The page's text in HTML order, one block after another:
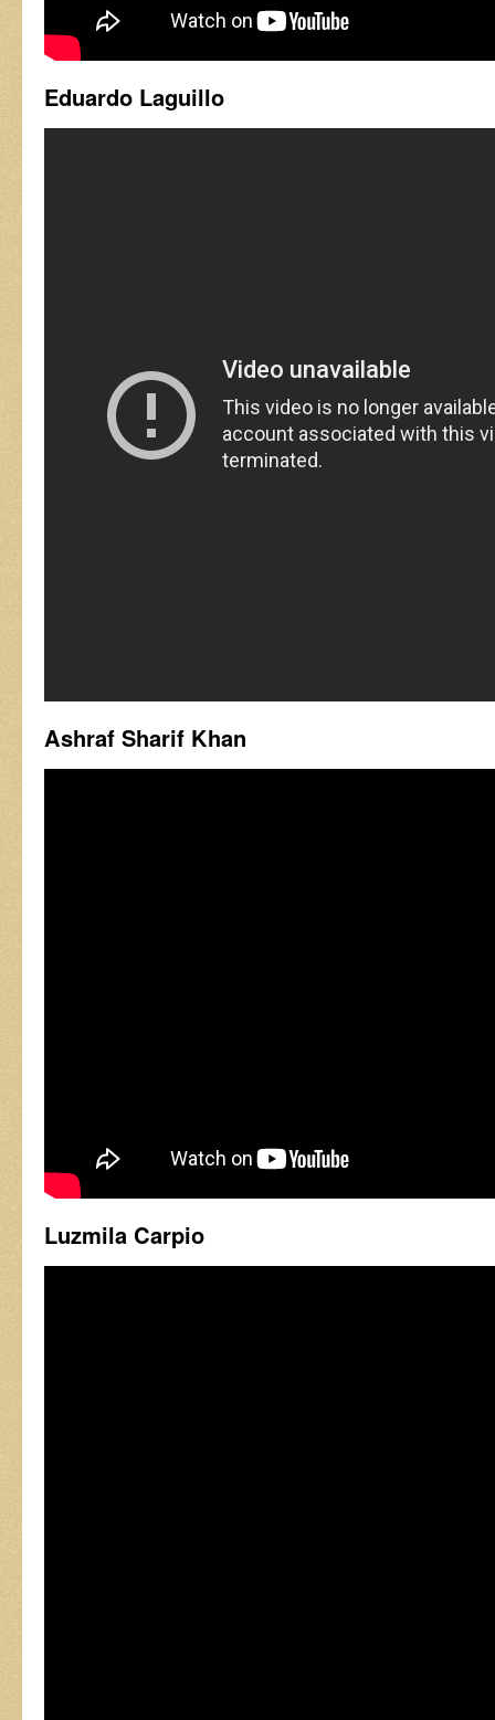
Eduardo Laguillo
Ashraf Sharif Khan
Luzmila Carpio